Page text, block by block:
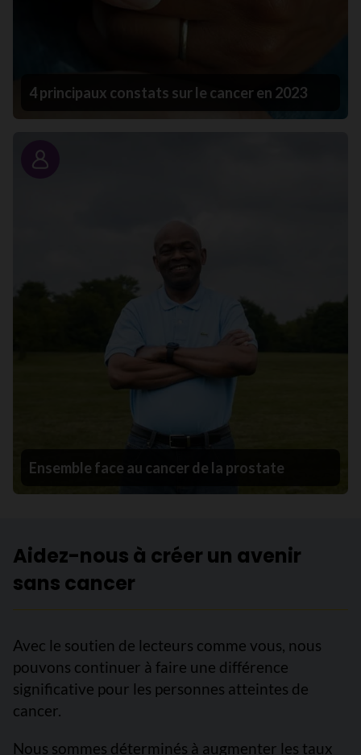
4 principaux constats sur le cancer en 2023
Portrait
Ensemble face au cancer de la prostate
Aidez-nous à créer un avenir
sans cancer
Avec le soutien de lecteurs comme vous, nous
pouvons continuer à faire une différence
significative pour les personnes atteintes de
cancer.
Nous sommes déterminés à augmenter les taux